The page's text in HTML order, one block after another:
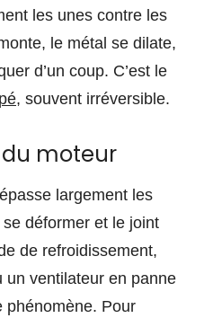
les unes contre les
le métal se dilate,
d’un coup. C’est le
, souvent irréversible.
moteur
largement les
déformer et le joint
de refroidissement,
un ventilateur en panne
phénomène. Pour